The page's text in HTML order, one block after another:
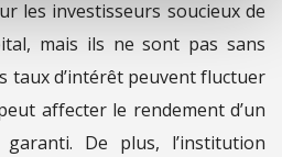
les investisseurs soucieux de
mais ils ne sont pas sans
taux d’intérêt peuvent fluctuer
affecter le rendement d’un
De plus, l’institution